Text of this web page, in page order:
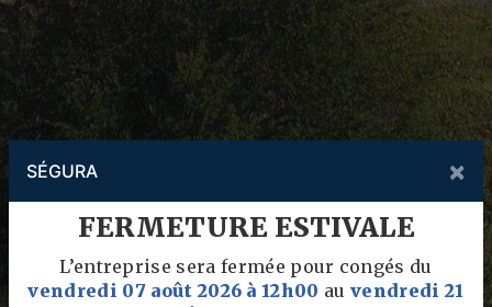
SÉGURA ×
FERMETURE ESTIVALE
L’entreprise sera fermée pour congés du
vendredi 07 août 2026 à 12h00 auvendredi 21